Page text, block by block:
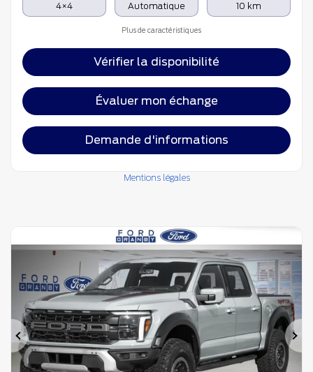
4×4 Automatique 10 km
Plus de caractéristiques
Vérifier la disponibilité
Évaluer mon échange
Demande d'informations
Mentions légales
Précédent